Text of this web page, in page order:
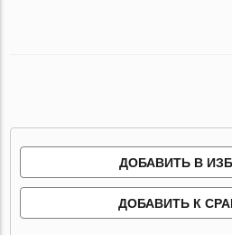
ДОБАВИТЬ В
ДОБАВИТЬ К